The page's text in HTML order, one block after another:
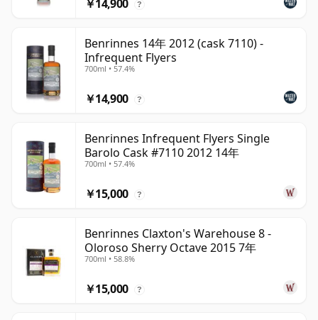
￥14,900 ?
Benrinnes 14年 2012 (cask 7110) -
Infrequent Flyers
700ml • 57.4%
￥14,900 ?
Benrinnes Infrequent Flyers Single
Barolo Cask #7110 2012 14年
700ml • 57.4%
￥15,000 ?
Benrinnes Claxton's Warehouse 8 -
Oloroso Sherry Octave 2015 7年
700ml • 58.8%
￥15,000 ?